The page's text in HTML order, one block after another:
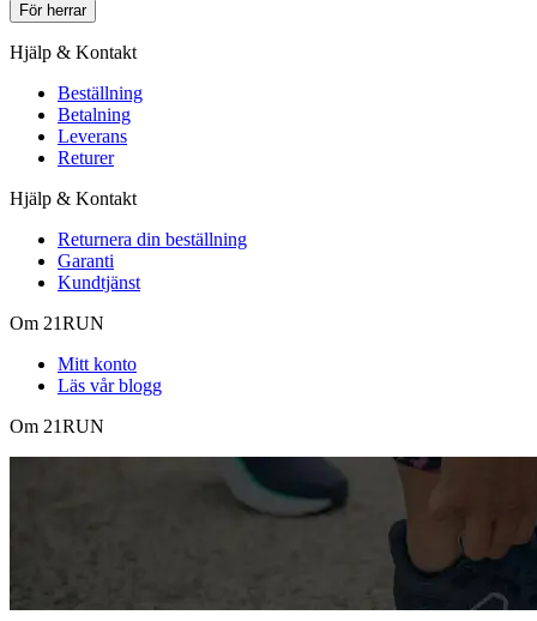
För herrar
Hjälp & Kontakt
Beställning
Betalning
Leverans
Returer
Hjälp & Kontakt
Returnera din beställning
Garanti
Kundtjänst
Om 21RUN
Mitt konto
Läs vår blogg
Om 21RUN